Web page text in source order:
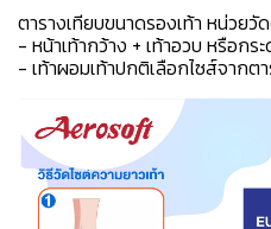
ตารางเทียบขนาดรองเท้า หน่วยวั
- หน้าเท้ากว้าง + เท้าอวบ หรือกร
- เท้าผอมเท้าปกติเลือกไซส์จากตา